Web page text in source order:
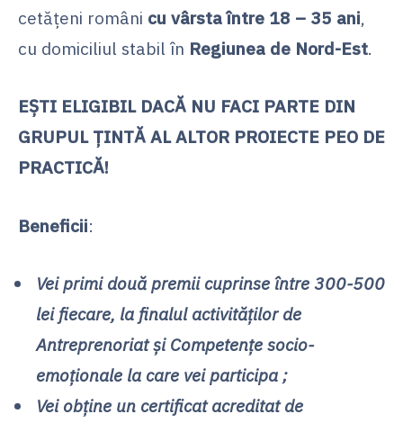
cetățeni români cu vârsta între 18 – 35 ani,
cu domiciliul stabil în Regiunea de Nord-Est.
EȘTI ELIGIBIL DACĂ NU FACI PARTE DIN
GRUPUL ȚINTĂ AL ALTOR PROIECTE PEO DE
PRACTICĂ!
Beneficii:
Vei primi două premii cuprinse între 300-500
lei fiecare, la finalul activităților de
Antreprenoriat și Competențe socio-
emoționale la care vei participa ;
Vei obține un certificat acreditat de